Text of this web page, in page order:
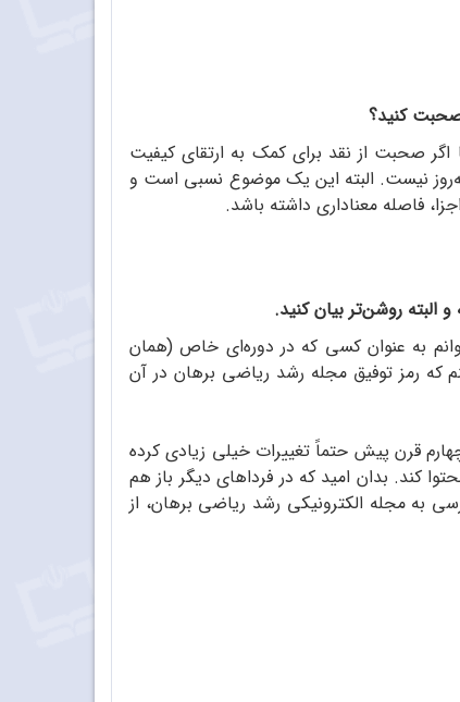
صحبت کنید؟
اگر صحبت از نقد برای کمک به ارتقای کیفیت
نیست. البته این یک موضوع نسبی است و
فاصله معناداری داشته باشد.
روشن‌تر بیان کنید.
به عنوان کسی که در دوره‌ای خاص (همان
کنم که رمز توفیق مجله رشد ریاضی برهان در آن
قرن پیش حتماً تغییرات خیلی زیادی کرده
کند. بدان امید که در فرداهای دیگر باز هم
به مجله الکترونیکی رشد ریاضی برهان، از